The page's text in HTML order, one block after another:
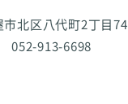
北区八代町2丁目74
052-913-6698